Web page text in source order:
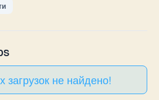
загрузок не найдено!